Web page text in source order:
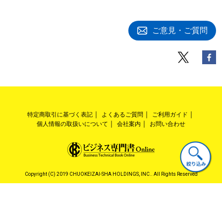
ご意見・ご質問
特定商取引に基づく表記 よくあるご質問
ご利用ガイド
個人情報の取扱いについて
会社案内 お問い合わせ
Copyright (C) 2019 CHUOKEIZAI-SHA HOLDINGS, INC.. All Rights Reserved